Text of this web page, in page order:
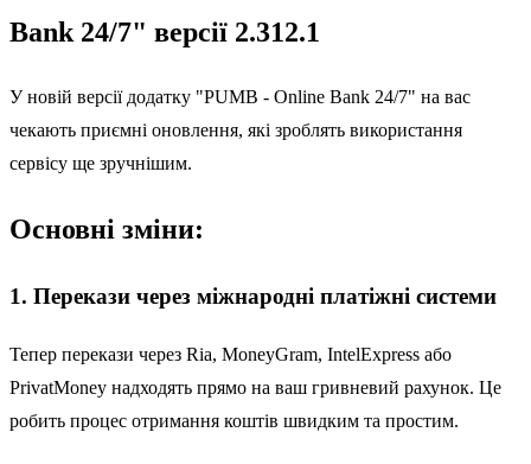
Bank 24/7" версії 2.312.1
У новій версії додатку "PUMB - Online Bank 24/7" на вас
чекають приємні оновлення, які зроблять використання
сервісу ще зручнішим.
Основні зміни:
1. Перекази через міжнародні платіжні системи
Тепер перекази через Ria, MoneyGram, IntelExpress або
PrivatMoney надходять прямо на ваш гривневий рахунок. Це
робить процес отримання коштів швидким та простим.